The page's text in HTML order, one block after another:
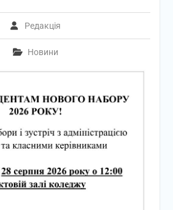
Редакція
Новини